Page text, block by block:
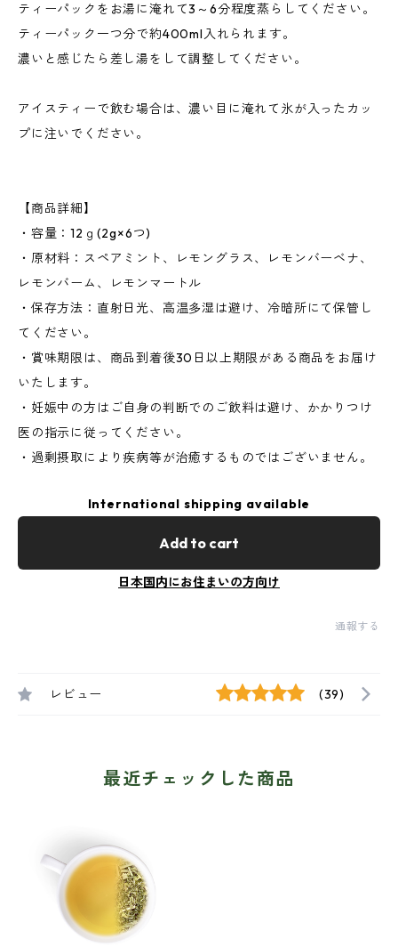
ティーパックをお湯に淹れて3～6分程度蒸らしてください。
ティーパック一つ分で約400ml入れられます。
濃いと感じたら差し湯をして調整してください。
アイスティーで飲む場合は、濃い目に淹れて氷が入ったカッ
プに注いでください。
【商品詳細】
・容量：12ｇ(2g×6つ)
・原材料：スペアミント、レモングラス、レモンバーベナ、
レモンバーム、レモンマートル
・保存方法：直射日光、高温多湿は避け、冷暗所にて保管し
てください。
・賞味期限は、商品到着後30日以上期限がある商品をお届け
いたします。
・妊娠中の方はご自身の判断でのご飲料は避け、かかりつけ
医の指示に従ってください。
・過剰摂取により疾病等が治癒するものではございません。
International shipping available
Add to cart
日本国内にお住まいの方向け
通報する
レビュー (39)
最近チェックした商品